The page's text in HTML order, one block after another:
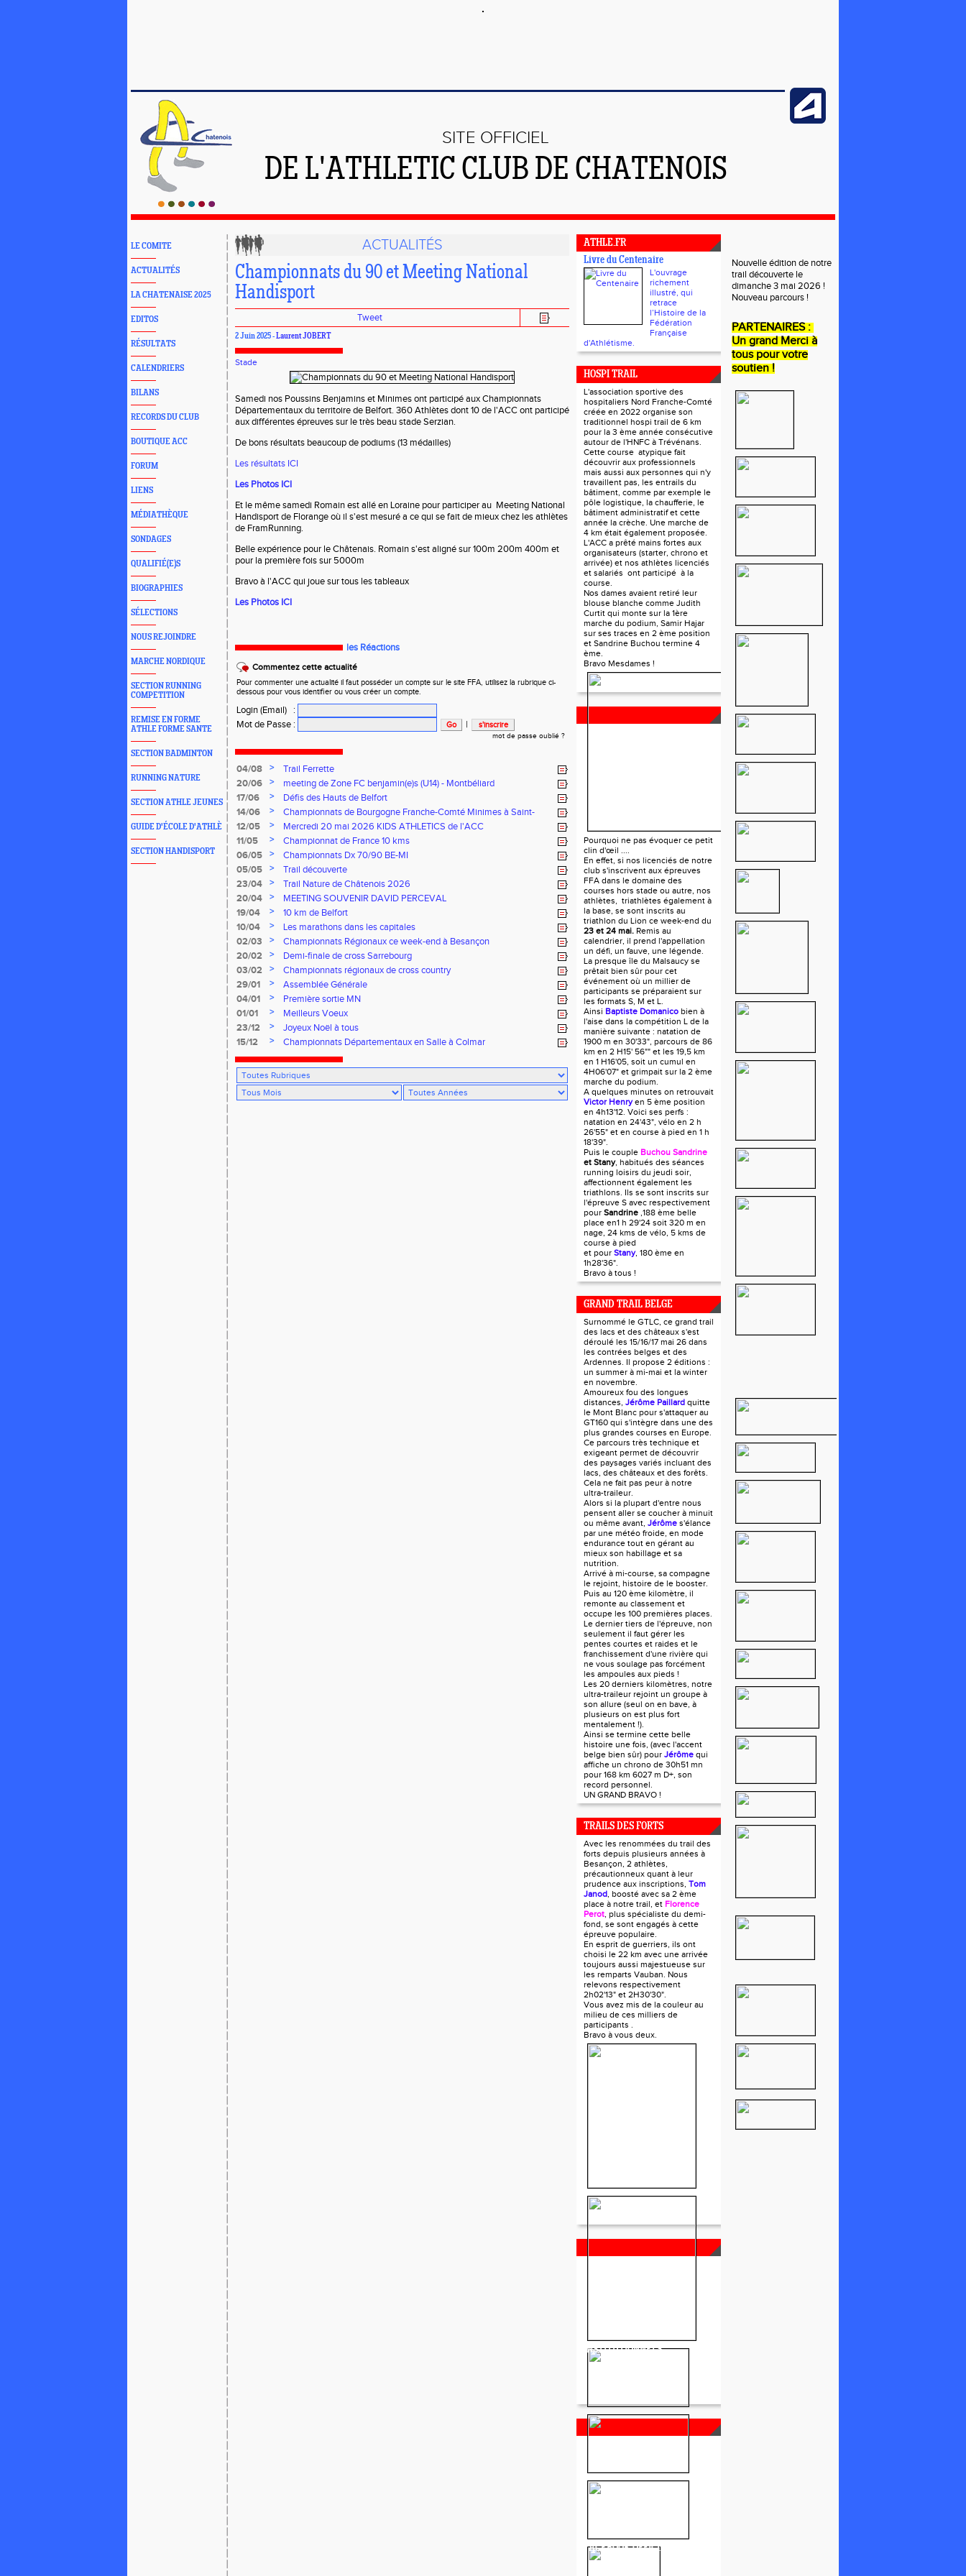
SITE OFFICIEL
DE L'ATHLETIC CLUB DE CHATENOIS
LE COMITE
ACTUALITÉS
LA CHATENAISE 2025
EDITOS
RÉSULTATS
CALENDRIERS
BILANS
RECORDS DU CLUB
BOUTIQUE ACC
FORUM
LIENS
MÉDIATHÈQUE
SONDAGES
QUALIFIÉ(E)S
BIOGRAPHIES
SÉLECTIONS
NOUS REJOINDRE
MARCHE NORDIQUE
SECTION RUNNING
COMPETITION
REMISE EN FORME
ATHLE FORME SANTE
SECTION BADMINTON
RUNNING NATURE
SECTION ATHLE JEUNES
GUIDE D'ÉCOLE D'ATHLÈ
SECTION HANDISPORT
ACTUALITÉS
Championnats du 90 et Meeting National
Handisport
Tweet
2 Juin 2025 -Laurent JOBERT
Stade
Samedi nos Poussins Benjamins et Minimes ont participé aux Championnats
Départementaux du territoire de Belfort. 360 Athlètes dont 10 de l'ACC ont participé
aux différentes épreuves sur le très beau stade Serzian.
De bons résultats beaucoup de podiums (13 médailles)
Les résultats ICI
Les Photos ICI
Et le même samedi Romain est allé en Loraine pour participer au Meeting National
Handisport de Florange où il s'est mesuré a ce qui se fait de mieux chez les athlètes
de FramRunning.
Belle expérience pour le Châtenais. Romain s'est aligné sur 100m 200m 400m et
pour la première fois sur 5000m
Bravo à l'ACC qui joue sur tous les tableaux
Les Photos ICI
les Réactions
Commentez cette actualité
Pour commenter une actualité il faut posséder un compte sur le site FFA, utilisez la rubrique ci-
dessous pour vous identifier ou vous créer un compte.
Login (Email)
:
Mot de Passe : |
mot de passe oublié ?
04/08 >
Trail Ferrette
20/06
>
meeting de Zone FC benjamin(e)s (U14) - Montbéliard
17/06
>
Défis des Hauts de Belfort
14/06
>
Championnats de Bourgogne Franche-Comté Minimes à Saint-
Florentin, le 14 juin 2026
12/05 >
Mercredi 20 mai 2026 KIDS ATHLETICS de l'ACC
11/05
>
Championnat de France 10 kms
06/05
>
Championnats Dx 70/90 BE-MI
05/05
>
Trail découverte
23/04
>
Trail Nature de Châtenois 2026
20/04
>
MEETING SOUVENIR DAVID PERCEVAL
19/04
>
10 km de Belfort
10/04
>
Les marathons dans les capitales
02/03
>
Championnats Régionaux ce week-end à Besançon
20/02
>
Demi-finale de cross Sarrebourg
03/02
>
Championnats régionaux de cross country
29/01
>
Assemblée Générale
04/01
>
Première sortie MN
01/01
>
Meilleurs Voeux
23/12
>
Joyeux Noël à tous
15/12
> Championnats Départementaux en Salle à Colmar
ATHLE.FR
Livre du Centenaire
L'ouvrage
richement
illustré, qui
retrace
l’Histoire de la
Fédération
Française
d'Athlétisme.
HOSPI TRAIL
L'association sportive des
hospitaliers Nord Franche-Comté
créée en 2022 organise son
traditionnel hospi trail de 6 km
pour la 3 ème année consécutive
autour de l'HNFC à Trévénans.
Cette course atypique fait
découvrir aux professionnels
mais aussi aux personnes qui n'y
travaillent pas, les entrails du
bâtiment, comme par exemple le
pôle logistique, la chaufferie, le
bâtiment administratif et cette
année la crèche. Une marche de
4 km était également proposée.
L'ACC a prêté mains fortes aux
organisateurs (starter, chrono et
arrivée) et nos athlètes licenciés
et salariés ont participé à la
course.
Nos dames avaient retiré leur
blouse blanche comme Judith
Curtit qui monte sur la 1ère
marche du podium, Samir Hajar
sur ses traces en 2 ème position
et Sandrine Buchou termine 4
ème.
Bravo Mesdames !
TRIATHLON DU LION
Pourquoi ne pas évoquer ce petit
clin d'œil ....
En effet, si nos licenciés de notre
club s'inscrivent aux épreuves
FFA dans le domaine des
courses hors stade ou autre, nos
athlètes, triathlètes également à
la base, se sont inscrits au
triathlon du Lion ce week-end du
23 et 24 mai. Remis au
calendrier, il prend l'appellation
un défi, un fauve, une légende.
La presque île du Malsaucy se
prêtait bien sûr pour cet
événement où un millier de
participants se préparaient sur
les formats S, M et L.
Ainsi Baptiste Domanico bien à
l'aise dans la compétition L de la
manière suivante : natation de
1900 m en 30'33", parcours de 86
km en 2 H15' 56"" et les 19,5 km
en 1 H16'05, soit un cumul en
4H06'07" et grimpait sur la 2 ème
marche du podium.
A quelques minutes on retrouvait
Victor Henryen 5 ème position
en 4h13'12. Voici ses perfs :
natation en 24'43", vélo en 2 h
26'55" et en course à pied en 1 h
18'39".
Puis le couple Buchou Sandrine
et Stany, habitués des séances
running loisirs du jeudi soir,
affectionnent également les
triathlons. Ils se sont inscrits sur
l'épreuve S avec respectivement
pour Sandrine ,188 ème belle
place en1 h 29'24 soit 320 m en
nage, 24 kms de vélo, 5 kms de
course à pied
et pour Stany, 180 ème en
1h28'36".
Bravo à tous !
GRAND TRAIL BELGE
Surnommé le GTLC, ce grand trail
des lacs et des châteaux s'est
déroulé les 15/16/17 mai 26 dans
les contrées belges et des
Ardennes. Il propose 2 éditions :
un summer à mi-mai et la winter
en novembre.
Amoureux fou des longues
distances, Jérôme Paillard quitte
le Mont Blanc pour s'attaquer au
GT160 qui s'intègre dans une des
plus grandes courses en Europe.
Ce parcours très technique et
exigeant permet de découvrir
des paysages variés incluant des
lacs, des châteaux et des forêts.
Cela ne fait pas peur à notre
ultra-traileur.
Alors si la plupart d'entre nous
pensent aller se coucher à minuit
ou même avant, Jérôme s'élance
par une météo froide, en mode
endurance tout en gérant au
mieux son habillage et sa
nutrition.
Arrivé à mi-course, sa compagne
le rejoint, histoire de le booster.
Puis au 120 ème kilomètre, il
remonte au classement et
occupe les 100 premières places.
Le dernier tiers de l'épreuve, non
seulement il faut gérer les
pentes courtes et raides et le
franchissement d'une rivière qui
ne vous soulage pas forcément
les ampoules aux pieds !
Les 20 derniers kilomètres, notre
ultra-traileur rejoint un groupe à
son allure (seul on en bave, à
plusieurs on est plus fort
mentalement !).
Ainsi se termine cette belle
histoire une fois, (avec l'accent
belge bien sûr) pour Jérôme qui
affiche un chrono de 30h51 mn
pour 168 km 6027 m D+, son
record personnel.
UN GRAND BRAVO !
TRAILS DES FORTS
Avec les renommées du trail des
forts depuis plusieurs années à
Besançon, 2 athlètes,
précautionneux quant à leur
prudence aux inscriptions, Tom
Janod, boosté avec sa 2 ème
place à notre trail, et Florence
Perot, plus spécialiste du demi-
fond, se sont engagés à cette
épreuve populaire.
En esprit de guerriers, ils ont
choisi le 22 km avec une arrivée
toujours aussi majestueuse sur
les remparts Vauban. Nous
relevons respectivement
2h02'13" et 2H30'30".
Vous avez mis de la couleur au
milieu de ces milliers de
participants .
Bravo à vous deux.
INSTITUTIONNELS
FACEBOOK OFFICIEL
Nouvelle édition de notre
trail découverte le
dimanche 3 mai 2026 !
Nouveau parcours !
PARTENAIRES :
Un grand Merci à
tous pour votre
soutien !